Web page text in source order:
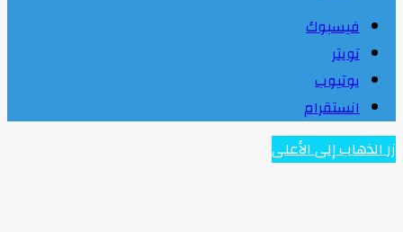
فيسبوك
تويتر
يوتيوب
انستقرام
زر الذهاب إلى الأعلى